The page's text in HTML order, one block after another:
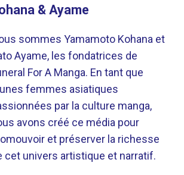
& Ayame
sommes Yamamoto Kohana et
Ayame, les fondatrices de
For A Manga. En tant que
femmes asiatiques
par la culture manga,
avons créé ce média pour
et préserver la richesse
cet univers artistique et narratif.